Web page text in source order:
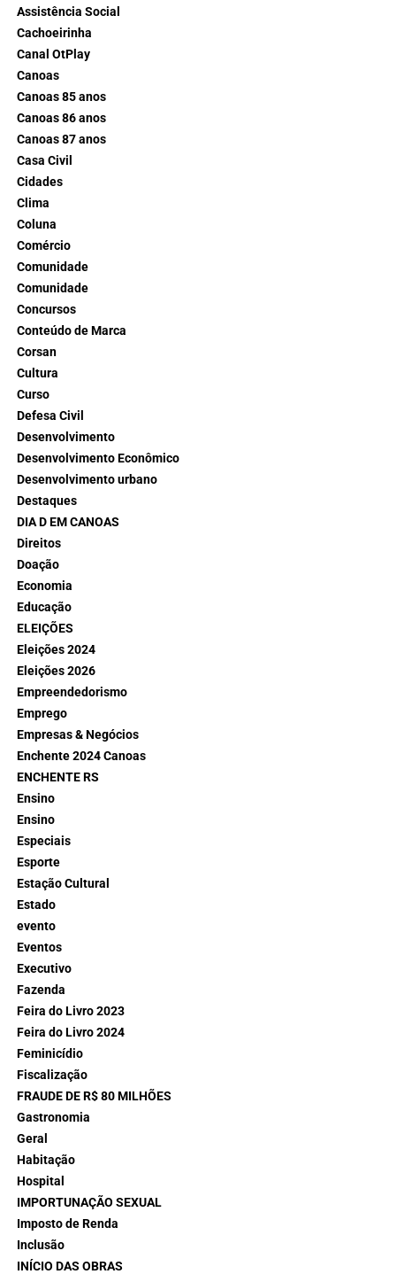
Assistência Social
Cachoeirinha
Canal OtPlay
Canoas
Canoas 85 anos
Canoas 86 anos
Canoas 87 anos
Casa Civil
Cidades
Clima
Coluna
Comércio
Comunidade
Comunidade
Concursos
Conteúdo de Marca
Corsan
Cultura
Curso
Defesa Civil
Desenvolvimento
Desenvolvimento Econômico
Desenvolvimento urbano
Destaques
DIA D EM CANOAS
Direitos
Doação
Economia
Educação
ELEIÇÕES
Eleições 2024
Eleições 2026
Empreendedorismo
Emprego
Empresas & Negócios
Enchente 2024 Canoas
ENCHENTE RS
Ensino
Ensino
Especiais
Esporte
Estação Cultural
Estado
evento
Eventos
Executivo
Fazenda
Feira do Livro 2023
Feira do Livro 2024
Feminicídio
Fiscalização
FRAUDE DE R$ 80 MILHÕES
Gastronomia
Geral
Habitação
Hospital
IMPORTUNAÇÃO SEXUAL
Imposto de Renda
Inclusão
INÍCIO DAS OBRAS